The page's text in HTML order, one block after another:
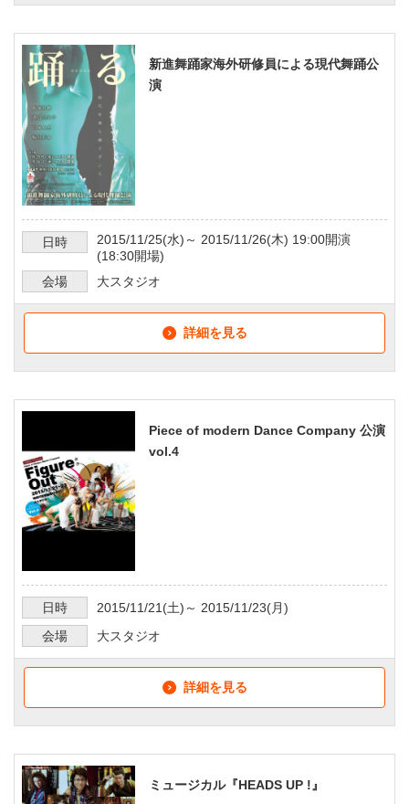
新進舞踊家海外研修員による現代舞踊公
演
日時 2015/11/25(水)～ 2015/11/26(木) 19:00開演
(18:30開場)
会場
大スタジオ
詳細を見る
Piece of modern Dance Company 公演
vol.4
日時 2015/11/21(土)～ 2015/11/23(月)
会場
大スタジオ
詳細を見る
ミュージカル『HEADS UP !』